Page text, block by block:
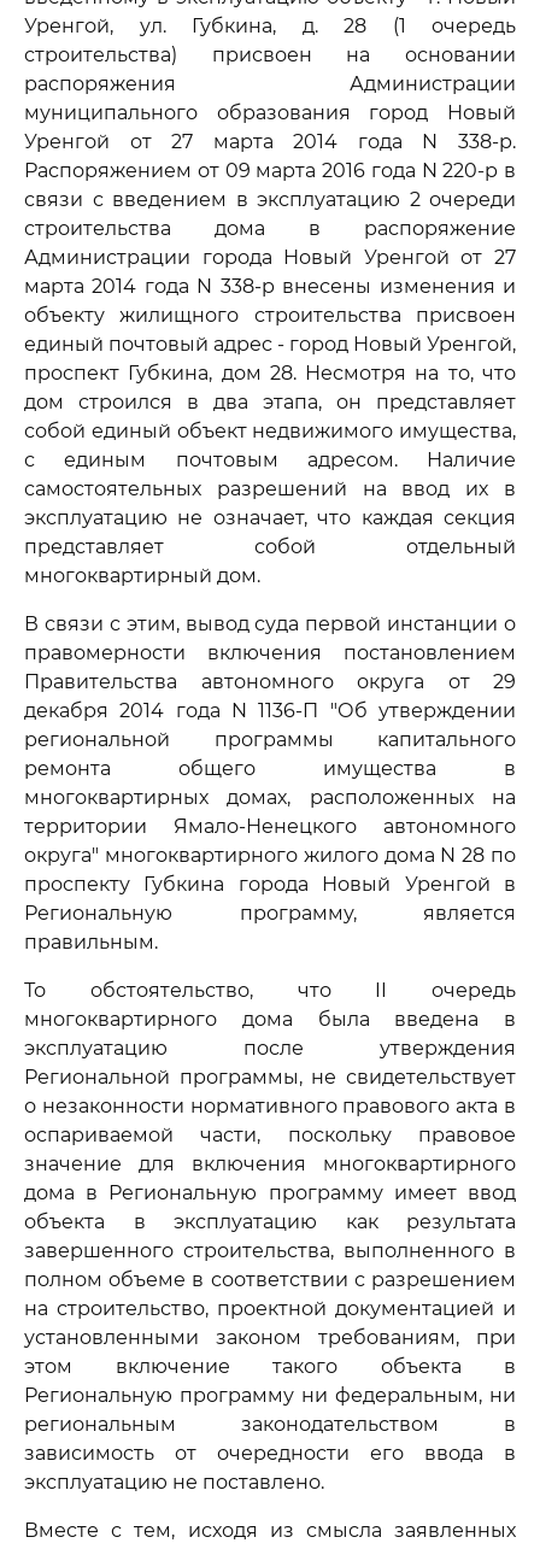
Уренгой, ул. Губкина, д. 28 (1 очередь
строительства) присвоен на основании
распоряжения Администрации
муниципального образования город Новый
Уренгой от 27 марта 2014 года N 338-р.
Распоряжением от 09 марта 2016 года N 220-р в
связи с введением в эксплуатацию 2 очереди
строительства дома в распоряжение
Администрации города Новый Уренгой от 27
марта 2014 года N 338-р внесены изменения и
объекту жилищного строительства присвоен
единый почтовый адрес - город Новый Уренгой,
проспект Губкина, дом 28. Несмотря на то, что
дом строился в два этапа, он представляет
собой единый объект недвижимого имущества,
с единым почтовым адресом. Наличие
самостоятельных разрешений на ввод их в
эксплуатацию не означает, что каждая секция
представляет собой отдельный
многоквартирный дом.
В связи с этим, вывод суда первой инстанции о
правомерности включения постановлением
Правительства автономного округа от 29
декабря 2014 года N 1136-П "Об утверждении
региональной программы капитального
ремонта общего имущества в
многоквартирных домах, расположенных на
территории Ямало-Ненецкого автономного
округа" многоквартирного жилого дома N 28 по
проспекту Губкина города Новый Уренгой в
Региональную программу, является
правильным.
То обстоятельство, что II очередь
многоквартирного дома была введена в
эксплуатацию после утверждения
Региональной программы, не свидетельствует
о незаконности нормативного правового акта в
оспариваемой части, поскольку правовое
значение для включения многоквартирного
дома в Региональную программу имеет ввод
объекта в эксплуатацию как результата
завершенного строительства, выполненного в
полном объеме в соответствии с разрешением
на строительство, проектной документацией и
установленными законом требованиям, при
этом включение такого объекта в
Региональную программу ни федеральным, ни
региональным законодательством в
зависимость от очередности его ввода в
эксплуатацию не поставлено.
Вместе с тем, исходя из смысла заявленных